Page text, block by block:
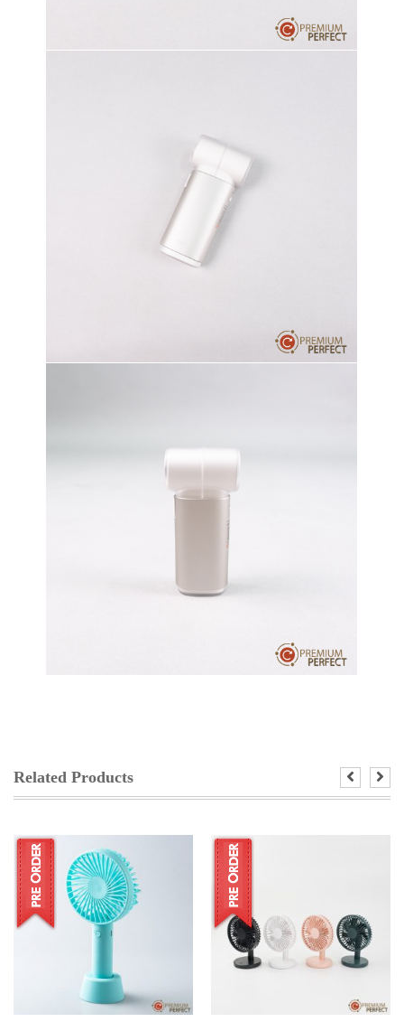
Related Products